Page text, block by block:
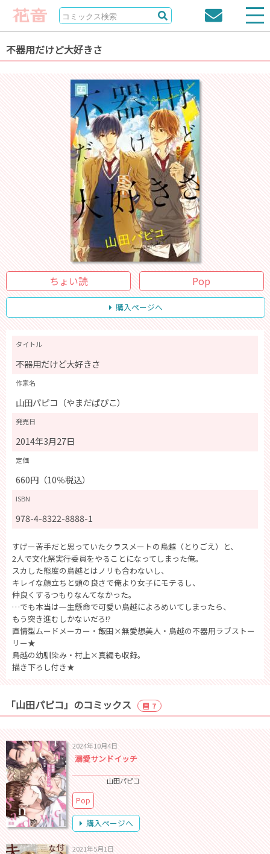
不器用だけど大好きさ
ちょい読 Pop
購入ページへ
タイトル
不器用だけど大好きさ
作家名
山田パピコ（やまだぱぴこ）
発売日
2014年3月27日
定価
660円（10％税込）
ISBN
978-4-8322-8888-1
すげー苦手だと思っていたクラスメートの鳥越（とりごえ）と、
2人で文化祭実行委員をやることになってしまった俺。
スカした態度の鳥越とはノリも合わないし、
キレイな顔立ちと頭の良さで俺より女子にモテるし、
仲良くするつもりなんてなかった。
…でも本当は一生懸命で可愛い鳥越によろめいてしまったら、
もう突き進むしかないだろ!?
直情型ムードメーカー・飯田×無愛想美人・鳥越の不器用ラブストー
リー★
鳥越の幼馴染み・村上×真編も収録。
描き下ろし付き★
「山田パピコ」のコミックス 7
2024年10月4日
溺愛サンドイッチ
山田パピコ
Pop
購入ページへ
2021年5月1日